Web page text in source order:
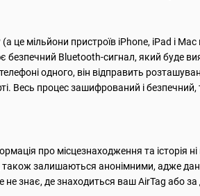
це мільйони пристроїв iPhone, iPad і Mac
Bluetooth-сигнал, який буде
одного, він відправить
Весь процес зашифрований і
про місцезнаходження та історія ні
залишаються анонімними, адже
знає, де знаходиться ваш AirTag або